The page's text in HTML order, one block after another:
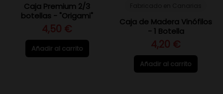
Caja Premium 2/3
botellas - "Origami"
4,50 €
Añadir al carrito
Caja de Madera Vinófilos
- 1 Botella
4,20 €
Añadir al carrito